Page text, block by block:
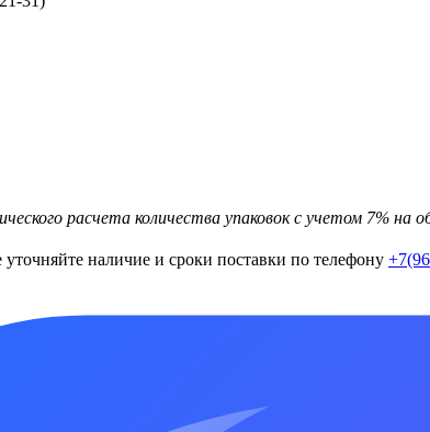
расчета количества упаковок с учетом 7% на
наличие и сроки поставки по телефону